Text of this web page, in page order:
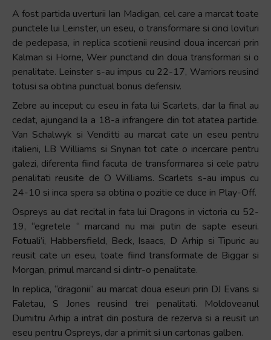
A fost partida uverturii Ian Madigan, cel care a marcat toate
punctele lui Leinster, un eseu, o transformare si cinci lovituri
de pedepasa, in replica scotienii reusind doua incercari prin
Kalman si Horne, Weir punctand din doua transformari si o
penalitate. Leinster s-au impus cu 22-17, Warriors reusind
totusi sa obtina punctual bonus defensiv.
Zebre au inceput cu eseu in fata lui Scarlets, dar la final au
cedat, ajungand la a 18-a infrangere din tot atatea partide.
Van Schalwyk si Venditti au marcat cate un eseu pentru
italieni, LB Williams si Snynan tot cate o incercare pentru
galezi, diferenta fiind facuta de transformarea si cele patru
penalitati reusite de O Williams. Scarlets s-au impus cu
24-10 si inca spera sa obtina o pozitie ce duce in Play-Off.
Ospreys au dat recital in fata lui Dragons in victoria cu 52-
19, “egretele “ marcand nu mai putin de sapte eseuri.
Fotuali’i, Habbersfield, Beck, Isaacs, D Arhip si Tipuric au
reusit cate un eseu, toate fiind transformate de Biggar si
Morgan, primul marcand si dintr-o penalitate.
In replica, “dragonii” au marcat doua eseuri prin DJ Evans si
Faletau, S Jones reusind trei penalitati. Moldoveanul
Dumitru Arhip a intrat din postura de rezerva si a reusit un
eseu pentru Ospreys, dar a primit si un cartonas galben.